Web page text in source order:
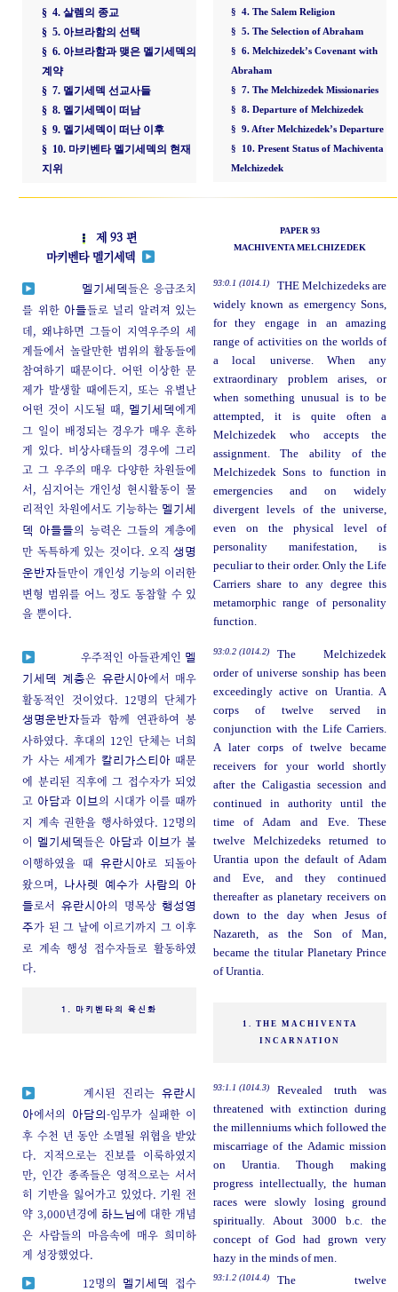
§ 4. 살렘의 종교
§ 5. 아브라함의 선택
§ 6. 아브라함과 맺은 멜기세덱의
계약
§ 7. 멜기세덱 선교사들
§ 8. 멜기세덱이 떠남
§ 9. 멜기세덱이 떠난 이후
§ 10. 마키벤타 멜기세덱의 현재
지위
§ 4. The Salem Religion
§ 5. The Selection of Abraham
§ 6. Melchizedek’s Covenant with
Abraham
§ 7. The Melchizedek Missionaries
§ 8. Departure of Melchizedek
§ 9. After Melchizedek’s Departure
§ 10. Present Status of Machiventa
Melchizedek
제 93 편
마키벤타 멜기세덱
PAPER 93
MACHIVENTA MELCHIZEDEK
멜기세덱들은 응급조치
를 위한 아들들로 널리 알려져 있는
데, 왜냐하면 그들이 지역우주의 세
계들에서 놀랄만한 범위의 활동들에
참여하기 때문이다. 어떤 이상한 문
제가 발생할 때에든지, 또는 유별난
어떤 것이 시도될 때, 멜기세덱에게
그 일이 배정되는 경우가 매우 흔하
게 있다. 비상사태들의 경우에 그리
고 그 우주의 매우 다양한 차원들에
서, 심지어는 개인성 현시활동이 물
리적인 차원에서도 기능하는 멜기세
덱 아들들의 능력은 그들의 계층에
만 독특하게 있는 것이다. 오직생명
운반자들만이 개인성 기능의 이러한
변형 범위를 어느 정도 동참할 수 있
을 뿐이다.
93:0.1 (1014.1)
THE Melchizedeks are
widely known as emergency Sons,
for they engage in an amazing
range of activities on the worlds of
a local universe. When any
extraordinary problem arises, or
when something unusual is to be
attempted, it is quite often a
Melchizedek who accepts the
assignment. The ability of the
Melchizedek Sons to function in
emergencies and on widely
divergent levels of the universe,
even on the physical level of
personality manifestation, is
peculiar to their order. Only the Life
Carriers share to any degree this
metamorphic range of personality
function.
우주적인 아들관계인 멜
기세덱 계층은 유란시아에서 매우
활동적인 것이었다. 12명의 단체가
생명운반자들과 함께 연관하여 봉
사하였다. 후대의 12인 단체는 너희
가 사는 세계가 칼리가스티아 때문
에 분리된 직후에 그 접수자가 되었
고 아담과 이브의 시대가 이를 때까
지 계속 권한을 행사하였다. 12명의
이
멜기세덱들은 아담과 이브가 불
이행하였을 때유란시아로 되돌아
왔으며,
나사렛 예수가사람의 아
들로서유란시아의 명목상행성영
주가 된 그 날에 이르기까지 그 이후
로 계속 행성 접수자들로 활동하였
다.
93:0.2 (1014.2)
The Melchizedek
order of universe sonship has been
exceedingly active on Urantia. A
corps of twelve served in
conjunction with the Life Carriers.
A later corps of twelve became
receivers for your world shortly
after the Caligastia secession and
continued in authority until the
time of Adam and Eve. These
twelve Melchizedeks returned to
Urantia upon the default of Adam
and Eve, and they continued
thereafter as planetary receivers on
down to the day when Jesus of
Nazareth, as the Son of Man,
became the titular Planetary Prince
of Urantia.
1. 마키벤타의 육신화
1. THE MACHIVENTA
INCARNATION
계시된 진리는유란시
아에서의 아담의-임무가 실패한 이
후 수천 년 동안 소멸될 위협을 받았
다. 지적으로는 진보를 이룩하였지
만, 인간 종족들은 영적으로는 서서
히 기반을 잃어가고 있었다. 기원 전
약 3,000년경에 하느님 에 대한 개념
은 사람들의 마음속에 매우 희미하
게 성장했었다.
93:1.1 (1014.3)
Revealed truth was
threatened with extinction during
the millenniums which followed the
miscarriage of the Adamic mission
on Urantia. Though making
progress intellectually, the human
races were slowly losing ground
spiritually. About 3000 b.c. the
concept of God had grown very
hazy in the minds of men.
12명의 멜기세덱
접수
93:1.2 (1014.4)
The twelve